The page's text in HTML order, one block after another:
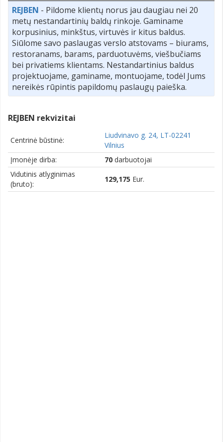
REJBEN - Pildome klientų norus jau daugiau nei 20
metų nestandartinių baldų rinkoje. Gaminame
korpusinius, minkštus, virtuvės ir kitus baldus.
Siūlome savo paslaugas verslo atstovams – biurams,
restoranams, barams, parduotuvėms, viešbučiams
bei privatiems klientams. Nestandartinius baldus
projektuojame, gaminame, montuojame, todėl Jums
nereikės rūpintis papildomų paslaugų paieška.
REJBEN rekvizitai
Centrinė būstinė:
Liudvinavo g. 24, LT-02241
Vilnius
Įmonėje dirba:
70 darbuotojai
Vidutinis atlyginimas
(bruto):
129,175 Eur.